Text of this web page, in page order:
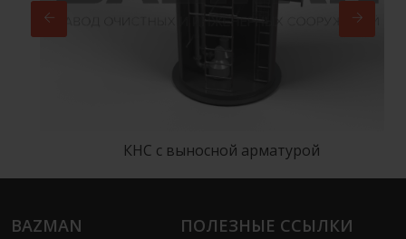
КНС с выносной арматурой
BAZMAN ПОЛЕЗНЫЕ ССЫЛКИ